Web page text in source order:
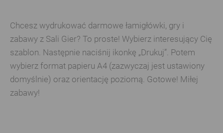
Chcesz wydrukować darmowe łamigłówki, gry i
zabawy z Sali Gier? To proste! Wybierz interesujący Cię
szablon. Następnie naciśnij ikonkę „Drukuj”. Potem
wybierz format papieru A4 (zazwyczaj jest ustawiony
domyślnie) oraz orientację poziomą. Gotowe! Miłej
zabawy!